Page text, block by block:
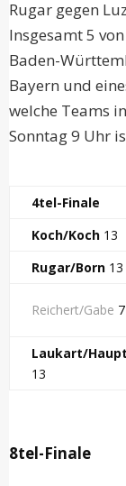
Rugar gegen
Insgesamt 5
Baden-
Bayern und
welche Teams
Sonntag 9 Uhr
4tel-Finale
Koch/Koch 13
Rugar/Born 13
Reichert/Gabe 7
Laukart/
13
8tel-Finale